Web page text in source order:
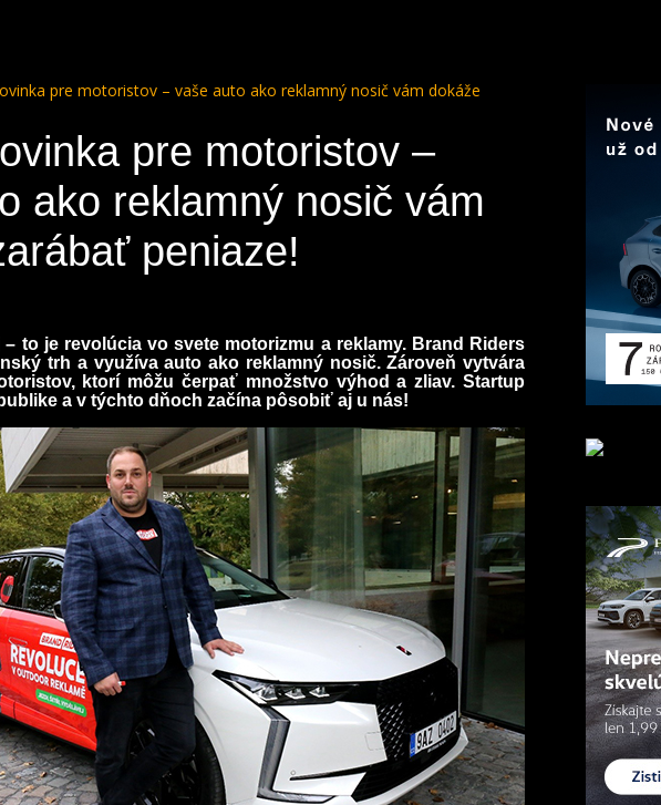
pre motoristov – vaše auto ako reklamný nosič vám dokáže
pre motoristov –
ako reklamný nosič vám
peniaze!
– to je revolúcia vo svete motorizmu a reklamy. Brand Riders
trh a využíva auto ako reklamný nosič. Zároveň vytvára
ktorí môžu čerpať množstvo výhod a zliav. Startup
a v týchto dňoch začína pôsobiť aj u nás!